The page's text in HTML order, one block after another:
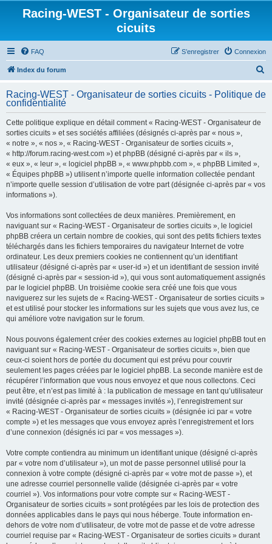
Racing-WEST - Organisateur de sorties
cicuits
FAQ Connexion
S’enregistrer
Index du forum
h
Racing-WEST - Organisateur de sorties cicuits - Politique de
confidentialité
Cette politique explique en détail comment « Racing-WEST - Organisateur de
sorties cicuits » et ses sociétés affiliées (désignés ci-après par « nous »,
« notre », « nos », « Racing-WEST - Organisateur de sorties cicuits »,
« http://forum.racing-west.com ») et phpBB (désigné ci-après par « ils »,
« eux », « leur », « logiciel phpBB », « www.phpbb.com », « phpBB Limited »,
« Équipes phpBB ») utilisent n’importe quelle information collectée pendant
n’importe quelle session d’utilisation de votre part (désignée ci-après par « vos
informations »).
Vos informations sont collectées de deux manières. Premièrement, en
naviguant sur « Racing-WEST - Organisateur de sorties cicuits », le logiciel
phpBB créera un certain nombre de cookies, qui sont des petits fichiers textes
téléchargés dans les fichiers temporaires du navigateur Internet de votre
ordinateur. Les deux premiers cookies ne contiennent qu’un identifiant
utilisateur (désigné ci-après par « user-id ») et un identifiant de session invité
(désigné ci-après par « session-id »), qui vous sont automatiquement assignés
par le logiciel phpBB. Un troisième cookie sera créé une fois que vous
naviguerez sur les sujets de « Racing-WEST - Organisateur de sorties cicuits »
et est utilisé pour stocker les informations sur les sujets que vous avez lus, ce
qui améliore votre navigation sur le forum.
Nous pouvons également créer des cookies externes au logiciel phpBB tout en
naviguant sur « Racing-WEST - Organisateur de sorties cicuits », bien que
ceux-ci soient hors de portée du document qui est prévu pour couvrir
seulement les pages créées par le logiciel phpBB. La seconde manière est de
récupérer l’information que vous nous envoyez et que nous collectons. Ceci
peut être, et n’est pas limité à : la publication de message en tant qu’utilisateur
invité (désignée ci-après par « messages invités »), l’enregistrement sur
« Racing-WEST - Organisateur de sorties cicuits » (désignée ici par « votre
compte ») et les messages que vous envoyez après l’enregistrement et lors
d’une connexion (désignés ici par « vos messages »).
Votre compte contiendra au minimum un identifiant unique (désigné ci-après
par « votre nom d’utilisateur »), un mot de passe personnel utilisé pour la
connexion à votre compte (désigné ci-après par « votre mot de passe »), et
une adresse courriel personnelle valide (désignée ci-après par « votre
courriel »). Vos informations pour votre compte sur « Racing-WEST -
Organisateur de sorties cicuits » sont protégées par les lois de protection des
données applicables dans le pays qui nous héberge. Toute information en-
dehors de votre nom d’utilisateur, de votre mot de passe et de votre adresse
courriel requise par « Racing-WEST - Organisateur de sorties cicuits » durant